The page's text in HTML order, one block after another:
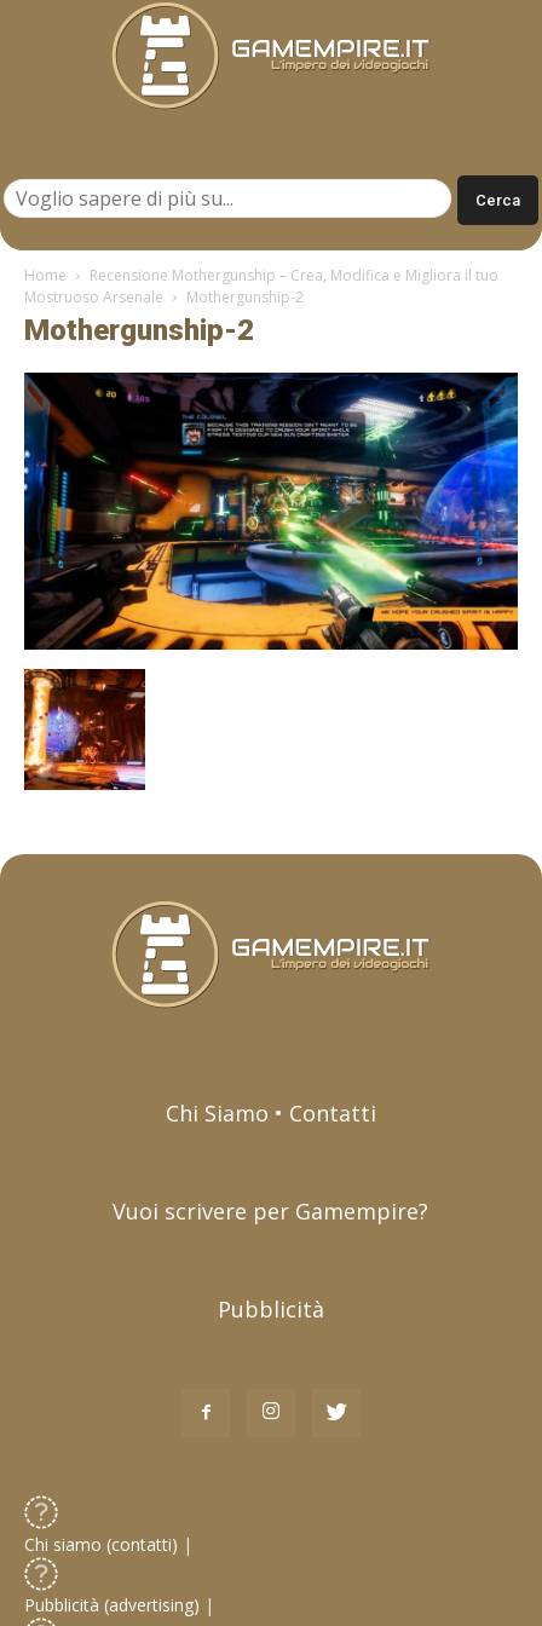
Home
Recensione Mothergunship – Crea, Modifica e Migliora il tuo
Mostruoso Arsenale
Mothergunship-2
Mothergunship-2
Chi Siamo • Contatti
Vuoi scrivere per Gamempire?
Pubblicità
Chi siamo (contatti) |
Pubblicità (advertising) |